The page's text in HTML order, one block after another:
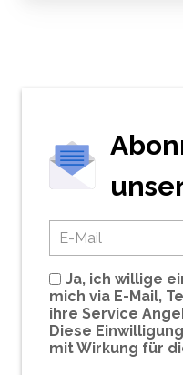
Ja, ich willige
mich via E-Mail,
ihre Service
Diese
mit Wirkung für